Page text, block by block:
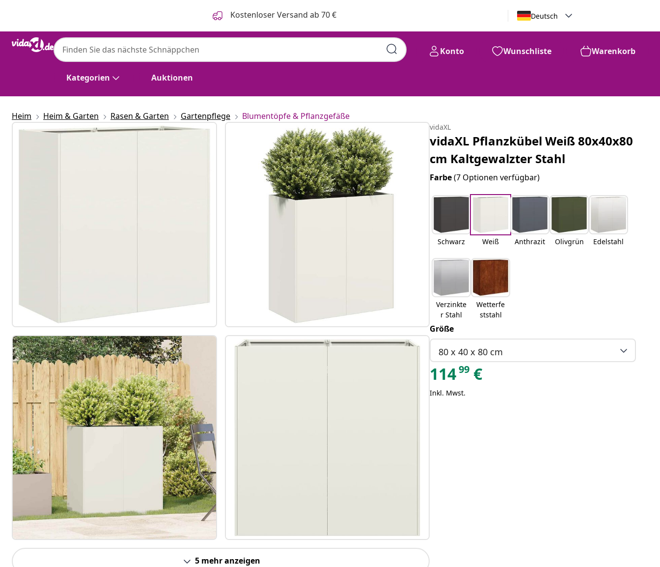
Kostenloser Versand ab 70 € Deutsch
Kategorien Auktionen
Konto Wunschliste Warenkorb
Heim Heim & Garten Rasen & Garten Gartenpflege Blumentöpfe & Pflanzgefäße
5 mehr anzeigen
vidaXL
vidaXL Pflanzkübel Weiß 80x40x80
cm Kaltgewalzter Stahl
Farbe(7 Optionen verfügbar)
Schwarz Weiß Anthrazit Olivgrün Edelstahl
Verzinkte
r Stahl
Wetterfe
ststahl
Größe
80 x 40 x 80 cm
11499 €
Inkl. Mwst.